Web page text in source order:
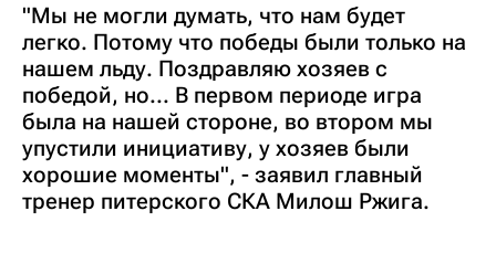
"Мы не могли думать, что нам будет
легко. Потому что победы были только на
нашем льду. Поздравляю хозяев с
победой, но... В первом периоде игра
была на нашей стороне, во втором мы
упустили инициативу, у хозяев были
хорошие моменты", - заявил главный
тренер питерского СКА Милош Ржига.